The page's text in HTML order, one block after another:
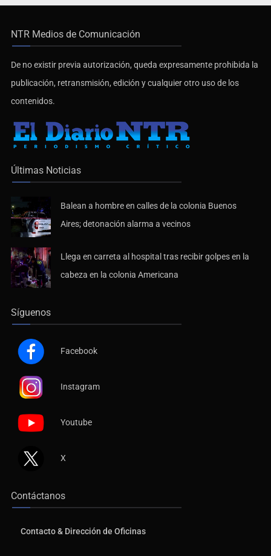
NTR Medios de Comunicación
De no existir previa autorización, queda expresamente prohibida la
publicación, retransmisión, edición y cualquier otro uso de los
contenidos.
Últimas Noticias
Balean a hombre en calles de la colonia Buenos
Aires; detonación alarma a vecinos
Llega en carreta al hospital tras recibir golpes en la
cabeza en la colonia Americana
Síguenos
Facebook
Instagram
Youtube
X
Contáctanos
Contacto & Dirección de Oficinas